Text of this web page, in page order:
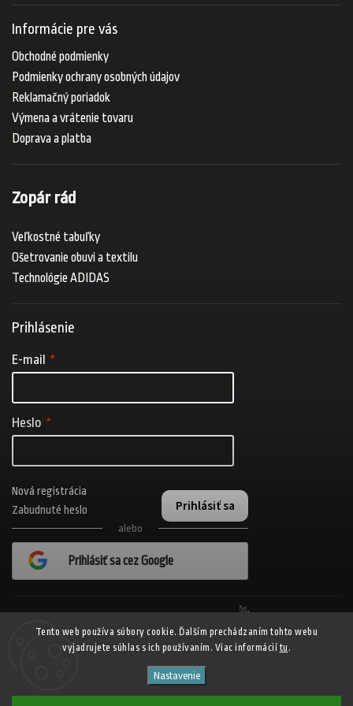
Tento web používa súbory cookie. Ďalším prechádzaním tohto webu
vyjadrujete súhlas s ich používaním. Viac informácií tu .
Nastavenie
Informácie pre vás
Obchodné podmienky
Podmienky ochrany osobných údajov
Reklamačný poriadok
Výmena a vrátenie tovaru
Doprava a platba
Zopár rád
Veľkostné tabuľky
Ošetrovanie obuvi a textilu
Technológie ADIDAS
Prihlásenie
E-mail
Heslo
Prihlásiť sa
Nová registrácia
Zabudnuté heslo
alebo
Prihlásiť sa cez Google
ADISPORT.sk - adidas online športový obchod
práva vyhradené.